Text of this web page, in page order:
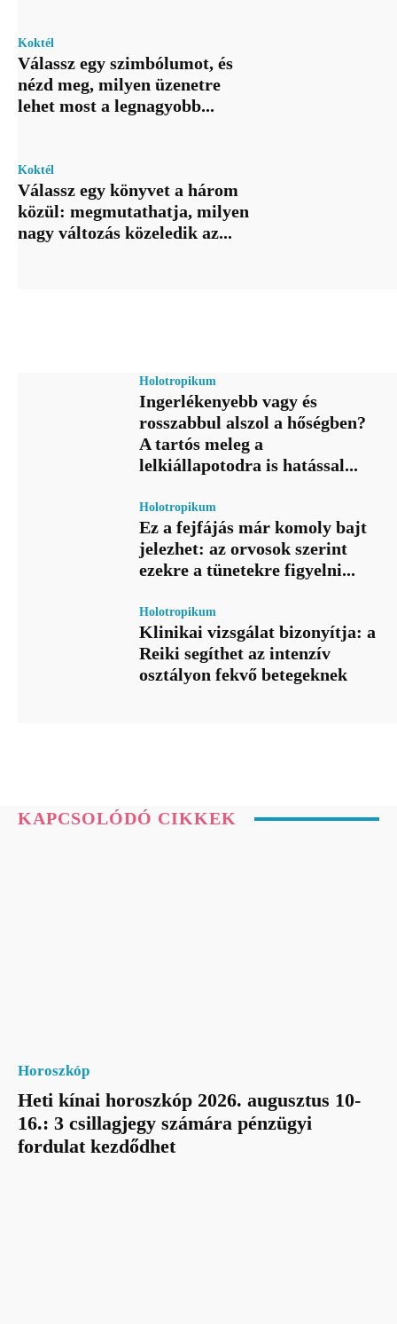
Koktél
Válassz egy szimbólumot, és
nézd meg, milyen üzenetre
lehet most a legnagyobb...
Koktél
Válassz egy könyvet a három
közül: megmutathatja, milyen
nagy változás közeledik az...
Holotropikum
Ingerlékenyebb vagy és
rosszabbul alszol a hőségben?
A tartós meleg a
lelkiállapotodra is hatással...
Holotropikum
Ez a fejfájás már komoly bajt
jelezhet: az orvosok szerint
ezekre a tünetekre figyelni...
Holotropikum
Klinikai vizsgálat bizonyítja: a
Reiki segíthet az intenzív
osztályon fekvő betegeknek
KAPCSOLÓDÓ CIKKEK
Horoszkóp
Heti kínai horoszkóp 2026. augusztus 10-
16.: 3 csillagjegy számára pénzügyi
fordulat kezdődhet